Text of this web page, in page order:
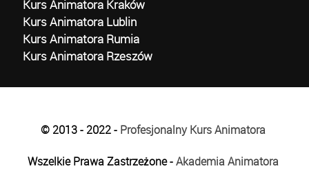
Kurs Animatora Kraków
Kurs Animatora Lublin
Kurs Animatora Rumia
Kurs Animatora Rzeszów
© 2013 - 2022 - Profesjonalny Kurs Animatora
Wszelkie Prawa Zastrzeżone -Akademia Animatora